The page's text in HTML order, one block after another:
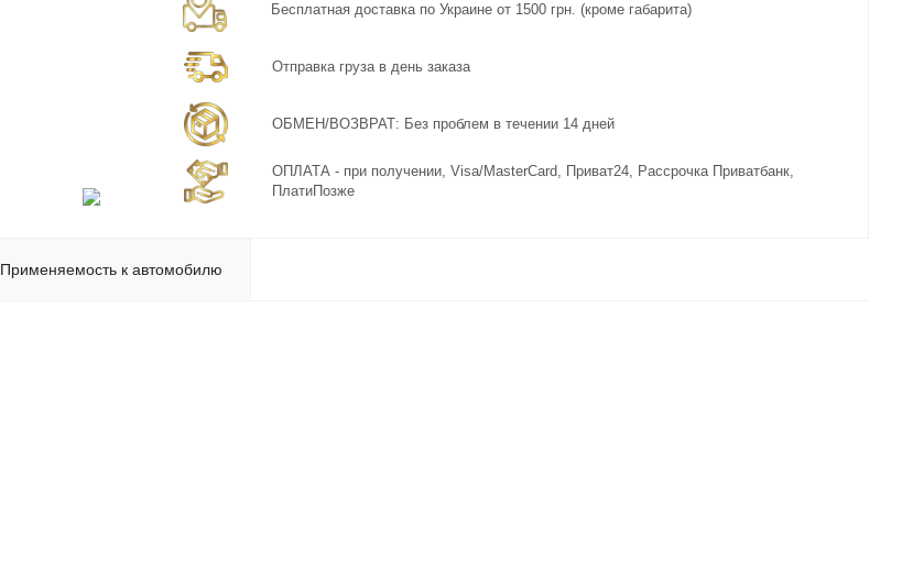
Бесплатная доставка по Украине от 1500 грн. (кроме габарита)
Отправка груза в день заказа
ОБМЕН/ВОЗВРАТ: Без проблем в течении 14 дней
ОПЛАТА - при получении, Visa/MasterCard, Приват24, Рассрочка Приватбанк,
ПлатиПозже
Применяемость к автомобилю